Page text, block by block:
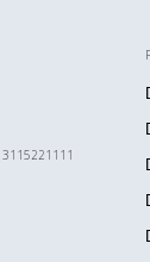
3115221111